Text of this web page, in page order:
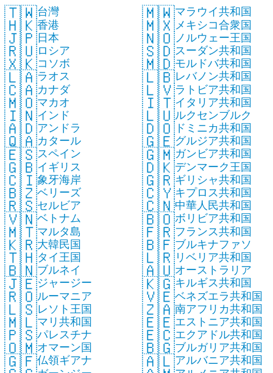
🇹🇼台灣
🇭🇰香港
🇯🇵日本
🇷🇺ロシア
🇽🇰コソボ
🇱🇦ラオス
🇨🇦カナダ
🇲🇴マカオ
🇮🇳インド
🇦🇩アンドラ
🇶🇦カタール
🇪🇸スペイン
🇬🇧イギリス
🇨🇮象牙海岸
🇧🇿ベリーズ
🇷🇸セルビア
🇻🇳ベトナム
🇲🇹マルタ島
🇰🇷大韓民国
🇹🇭タイ王国
🇧🇳ブルネイ
🇯🇪ジャージー
🇷🇴ルーマニア
🇱🇸レソト王国
🇲🇱マリ共和国
🇵🇸パレスチナ
🇴🇲オマーン国
🇬🇫仏領ギアナ
🇲🇼マラウイ共和国
🇲🇽メキシコ合衆国
🇳🇴 ノルウェー王国
🇸🇩スーダン共和国
🇲🇩モルドバ共和国
🇱🇧レバノン共和国
🇱🇻ラトビア共和国
🇮🇹イタリア共和国
🇱🇺ルクセンブルク
🇩🇴 ドミニカ共和国
🇬🇪グルジア共和国
🇬🇲ガンビア共和国
🇩🇰デンマーク王国
🇬🇷ギリシャ共和国
🇨🇾キプロス共和国
🇨🇳中華人民共和国
🇧🇴ボリビア共和国
🇫🇷フランス共和国
🇧🇫ブルキナファソ
🇱🇷リベリア共和国
🇦🇺オーストラリア
🇰🇬キルギス共和国
🇻🇪ベネズエラ共和国
🇿🇦南アフリカ共和国
🇪🇪エストニア共和国
🇪🇨エクアドル共和国
🇧🇬ブルガリア共和国
🇦🇱アルバニア共和国